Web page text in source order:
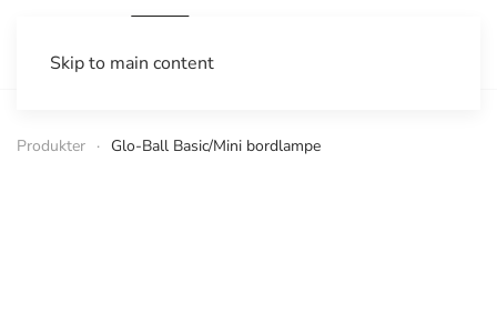
Skip to main content
Produkter Glo-Ball Basic/Mini bordlampe